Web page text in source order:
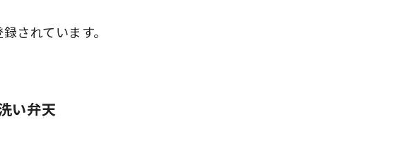
されています。
い弁天